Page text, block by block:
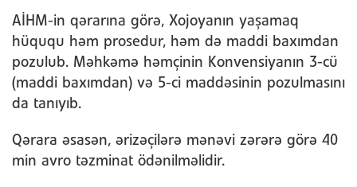
AİHM-in qərarına görə, Xojoyanın yaşamaq
hüququ həm prosedur, həm də maddi baxımdan
pozulub. Məhkəmə həmçinin Konvensiyanın 3-cü
(maddi baxımdan) və 5-ci maddəsinin pozulmasını
da tanıyıb.
Qərara əsasən, ərizəçilərə mənəvi zərərə görə 40
min avro təzminat ödənilməlidir.